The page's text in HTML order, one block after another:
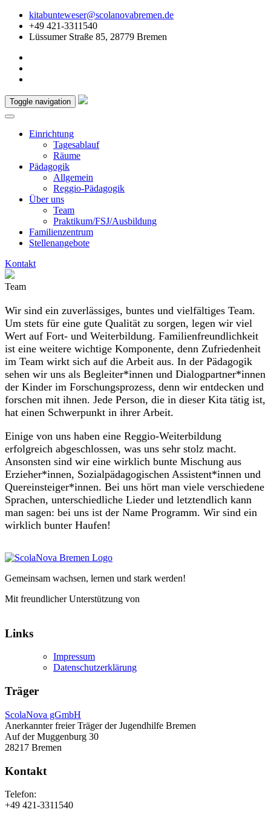
kitabunteweser@scolanovabremen.de
+49 421-3311540
Lüssumer Straße 85, 28779 Bremen
Toggle navigation
Einrichtung
Tagesablauf
Räume
Pädagogik
Allgemein
Reggio-Pädagogik
Über uns
Team
Praktikum/FSJ/Ausbildung
Familienzentrum
Stellenangebote
Kontakt
Team
Wir sind ein zuverlässiges, buntes und vielfältiges Team.
Um stets für eine gute Qualität zu sorgen, legen wir viel
Wert auf Fort- und Weiterbildung. Familienfreundlichkeit
ist eine weitere wichtige Komponente, denn Zufriedenheit
im Team wirkt sich auf die Arbeit aus. In der Pädagogik
sehen wir uns als Begleiter*innen und Dialogpartner*innen
der Kinder im Forschungsprozess, denn wir entdecken und
forschen mit ihnen. Jede Person, die in dieser Kita tätig ist,
hat einen Schwerpunkt in ihrer Arbeit.
Einige von uns haben eine Reggio-Weiterbildung
erfolgreich abgeschlossen, was uns sehr stolz macht.
Ansonsten sind wir eine wirklich bunte Mischung aus
Erzieher*innen, Sozialpädagogischen Assistent*innen und
Quereinsteiger*innen. Bei uns hört man viele verschiedene
Sprachen, unterschiedliche Lieder und letztendlich kann
man sagen: bei uns ist der Name Programm. Wir sind ein
wirklich bunter Haufen!
Gemeinsam wachsen, lernen und stark werden!
Mit freundlicher Unterstützung von
Links
Impressum
Datenschutzerklärung
Träger
ScolaNova gGmbH
Anerkannter freier Träger der Jugendhilfe Bremen
Auf der Muggenburg 30
28217 Bremen
Kontakt
Telefon:
+49 421-3311540